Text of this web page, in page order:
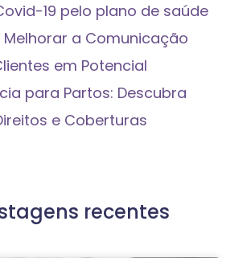
19 pelo plano de saúde
a Comunicação
em Potencial
para Partos: Descubra
e Coberturas
recentes